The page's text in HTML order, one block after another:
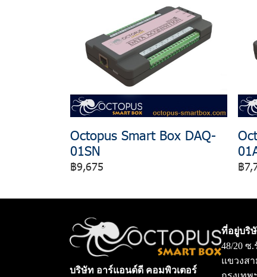
Octopus Smart Box DAQ-
01SN
฿9,675 ฿
บริษัท อาร์แอนด์ดี คอมพิวเตอร์
ที่อยู่บริ
48/20 ซ
แขวงส